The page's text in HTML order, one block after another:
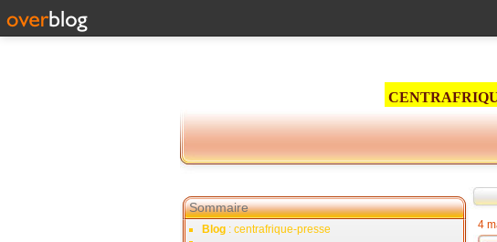
Sommaire
Blog : centrafrique-presse
4